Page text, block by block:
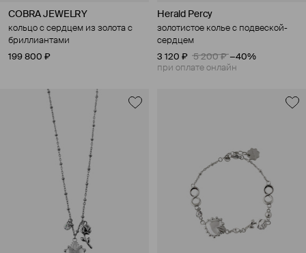
COBRA JEWELRY
кольцо с сердцем из золота с
бриллиантами
199 800 ₽
Herald Percy
золотистое колье с подвеской-
сердцем
3 120 ₽
5 200 ₽ −40%
при оплате онлайн